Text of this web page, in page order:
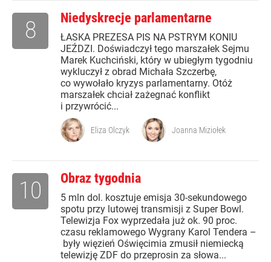
Niedyskrecje parlamentarne
ŁASKA PREZESA PIS NA PSTRYM KONIU
JEŹDZI. Doświadczył tego marszałek Sejmu
Marek Kuchciński, który w ubiegłym tygodniu
wykluczył z obrad Michała Szczerbę,
co wywołało kryzys parlamentarny. Otóż
marszałek chciał zażegnać konflikt
i przywrócić...
8
Eliza Olczyk Joanna Miziołek
Obraz tygodnia
5 mln dol. kosztuje emisja 30-sekundowego
spotu przy lutowej transmisji z Super Bowl.
Telewizja Fox wyprzedała już ok. 90 proc.
czasu reklamowego Wygrany Karol Tendera –
były więzień Oświęcimia zmusił niemiecką
telewizję ZDF do przeprosin za słowa...
10